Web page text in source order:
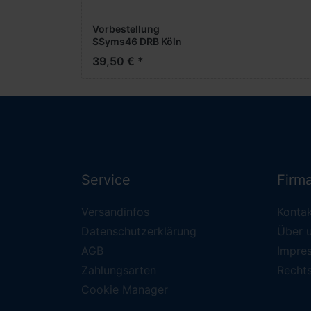
Vorbestellung
SSyms46 DRB Köln
Schwerlastwagen-
39,50 € *
Service
Versandinfos
Datenschutzerklärung
AGB
Zahlungsarten
Cookie Manager
Über